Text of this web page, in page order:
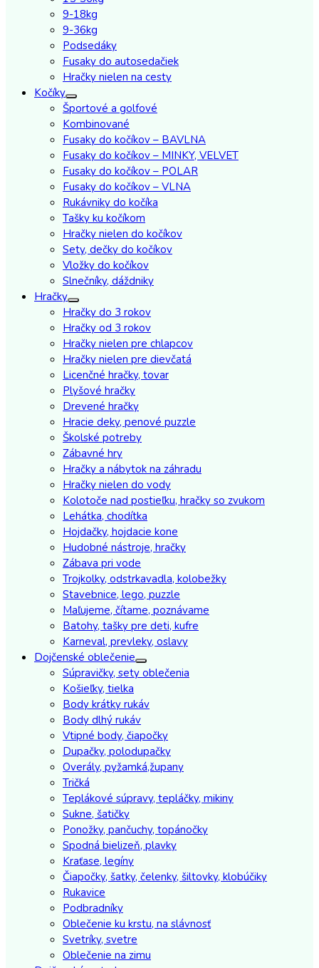
9-18kg
9-36kg
Podsedáky
Fusaky do autosedačiek
Hračky nielen na cesty
Kočíky
Športové a golfové
Kombinované
Fusaky do kočíkov – BAVLNA
Fusaky do kočíkov – MINKY, VELVET
Fusaky do kočíkov – POLAR
Fusaky do kočíkov – VLNA
Rukávniky do kočíka
Tašky ku kočíkom
Hračky nielen do kočíkov
Sety, dečky do kočíkov
Vložky do kočíkov
Slnečníky, dáždniky
Hračky
Hračky do 3 rokov
Hračky od 3 rokov
Hračky nielen pre chlapcov
Hračky nielen pre dievčatá
Licenčné hračky, tovar
Plyšové hračky
Drevené hračky
Hracie deky, penové puzzle
Školské potreby
Zábavné hry
Hračky a nábytok na záhradu
Hračky nielen do vody
Kolotoče nad postieľku, hračky so zvukom
Lehátka, chodítka
Hojdačky, hojdacie kone
Hudobné nástroje, hračky
Zábava pri vode
Trojkolky, odstrkavadla, kolobežky
Stavebnice, lego, puzzle
Maľujeme, čítame, poznávame
Batohy, tašky pre deti, kufre
Karneval, prevleky, oslavy
Dojčenské oblečenie
Súpravičky, sety oblečenia
Košieľky, tielka
Body krátky rukáv
Body dlhý rukáv
Vtipné body, čiapočky
Dupačky, polodupačky
Overály, pyžamká,župany
Tričká
Teplákové súpravy, tepláčky, mikiny
Sukne, šatičky
Ponožky, pančuchy, topánočky
Spodná bielizeň, plavky
Kraťase, legíny
Čiapočky, šatky, čelenky, šiltovky, klobúčiky
Rukavice
Podbradníky
Oblečenie ku krstu, na slávnosť
Svetríky, svetre
Oblečenie na zimu